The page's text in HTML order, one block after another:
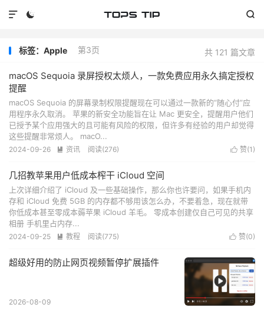
 

共 121 篇文章
标签：Apple 第3页
macOS Sequoia 录屏授权太烦人，一款免费应用永久搞定授权
提醒
macOS Sequoia 的屏幕录制权限提醒现在可以通过一款新的“随心付”应
用程序永久取消。 苹果的新安全功能旨在让 Mac 更安全，提醒用户他们
已授予某个应用强大的且可能有风险的权限，但许多有经验的用户却觉得
这些提醒非常烦人。 macO...
 赞(1 )
2024-09-26  资讯 阅读(276)
几招教苹果用户低成本榨干 iCloud 空间
上次详细介绍了 iCloud 及一些基础操作，那么你也许要问，如果手机内
存和 iCloud 免费 5GB 的内存都不够用该怎么办，不要着急，现在就带
你低成本甚至零成本薅苹果 iCloud 羊毛。 零成本创建仅自己可见的共享
相册 手机里占内存...
 赞(0)
2024-09-25  教程 阅读(775)
超级好用的防止网页视频暂停扩展插件
2026-08-09